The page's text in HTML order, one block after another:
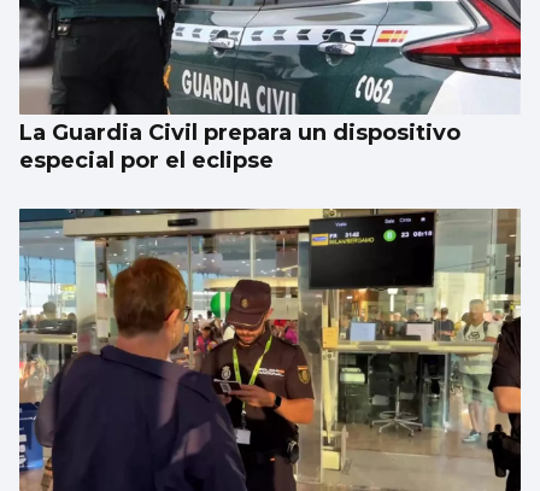
Galicia gana más de 15.000 habitantes en el
último año gracias a la llegada de
migrantes
La Guardia Civil prepara un dispositivo
especial por el eclipse